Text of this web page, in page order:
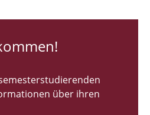
über ihren